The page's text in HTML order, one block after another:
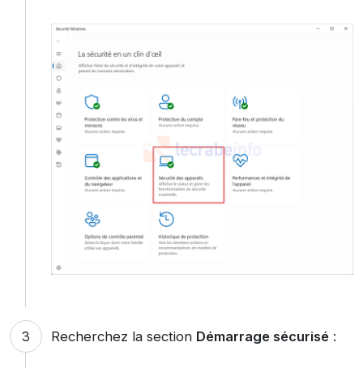
Recherchez la section Démarrage sécurisé: